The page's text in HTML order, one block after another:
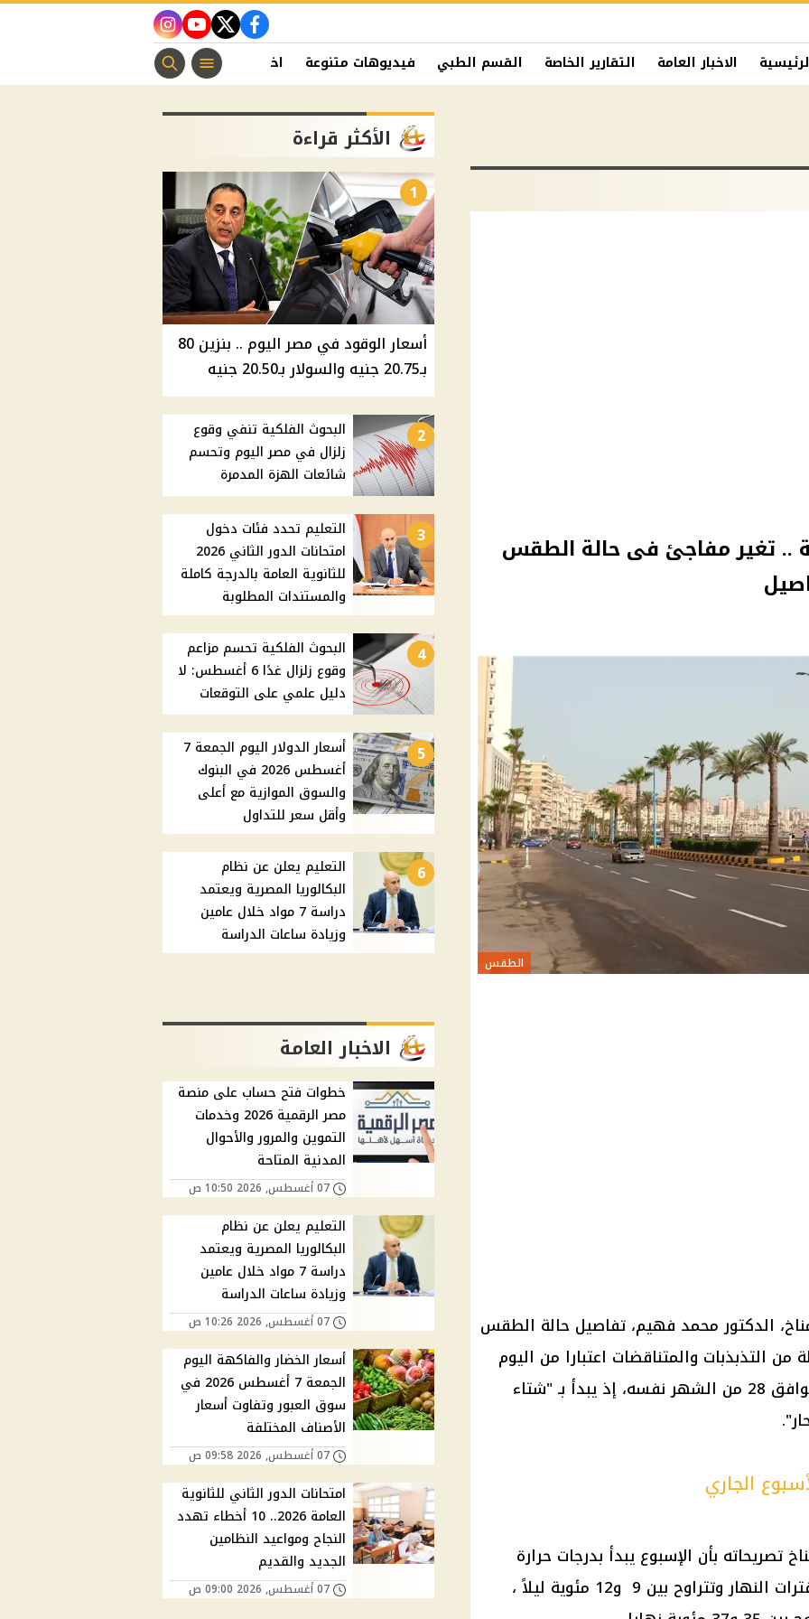
facebook
twitter
youtube
instagram
الاخبار العامة التقارير الخاصة القسم الطبي فيديوهات متنوعة اخبار الفن منوعات مسيحية
.. تغير مفاجئ فى حالة الطقس
الطقس
، الدكتور محمد فهيم، تفاصيل حالة الطقس
التذبذبات والمتناقضات اعتبارا من اليوم
الإثنين 24 مارس وحتى الجمعة الموافق 28 من الشهر نفسه، إذ يبدأ بـ "شتاء
الجاري
تصريحاته بأن الإسبوع يبدأ بدرجات حرارة
تتراوح ما بين 22 و25 مئوية خلال فترات النهار وتتراوح بين 9 و12 مئوية ليلاً ،
الأكثر قراءة
1
أسعار الوقود في مصر اليوم .. بنزين 80
بـ20.75 جنيه والسولار بـ20.50 جنيه
2
البحوث الفلكية تنفي وقوع
زلزال في مصر اليوم وتحسم
شائعات الهزة المدمرة
3
التعليم تحدد فئات دخول
امتحانات الدور الثاني 2026
للثانوية العامة بالدرجة كاملة
والمستندات المطلوبة
4
البحوث الفلكية تحسم مزاعم
وقوع زلزال غدًا 6 أغسطس: لا
دليل علمي على التوقعات
5
أسعار الدولار اليوم الجمعة 7
أغسطس 2026 في البنوك
والسوق الموازية مع أعلى
وأقل سعر للتداول
6
التعليم يعلن عن نظام
البكالوريا المصرية ويعتمد
دراسة 7 مواد خلال عامين
وزيادة ساعات الدراسة
الاخبار العامة
خطوات فتح حساب على منصة
مصر الرقمية 2026 وخدمات
التموين والمرور والأحوال
المدنية المتاحة
07 أغسطس, 2026 10:50 ص
التعليم يعلن عن نظام
البكالوريا المصرية ويعتمد
دراسة 7 مواد خلال عامين
وزيادة ساعات الدراسة
07 أغسطس, 2026 10:26 ص
أسعار الخضار والفاكهة اليوم
الجمعة 7 أغسطس 2026 في
سوق العبور وتفاوت أسعار
الأصناف المختلفة
07 أغسطس, 2026 09:58 ص
امتحانات الدور الثاني للثانوية
العامة 2026.. 10 أخطاء تهدد
النجاح ومواعيد النظامين
الجديد والقديم
07 أغسطس, 2026 09:00 ص